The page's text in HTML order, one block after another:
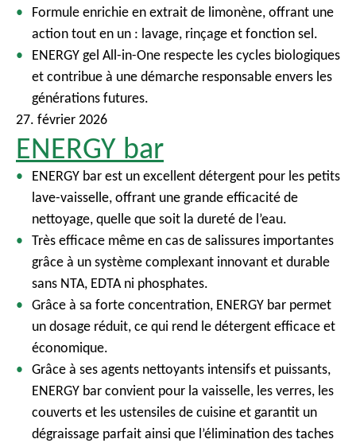
Formule enrichie en extrait de limonène, offrant une
action tout en un : lavage, rinçage et fonction sel.
ENERGY gel All-in-One respecte les cycles biologiques
et contribue à une démarche responsable envers les
générations futures.
27. février 2026
ENERGY bar
ENERGY bar est un excellent détergent pour les petits
lave-vaisselle, offrant une grande efficacité de
nettoyage, quelle que soit la dureté de l’eau.
Très efficace même en cas de salissures importantes
grâce à un système complexant innovant et durable
sans NTA, EDTA ni phosphates.
Grâce à sa forte concentration, ENERGY bar permet
un dosage réduit, ce qui rend le détergent efficace et
économique.
Grâce à ses agents nettoyants intensifs et puissants,
ENERGY bar convient pour la vaisselle, les verres, les
couverts et les ustensiles de cuisine et garantit un
dégraissage parfait ainsi que l’élimination des taches